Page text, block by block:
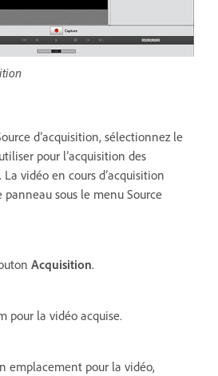
d’acquisition, sélectionnez le
pour l’acquisition des
vidéo en cours d’acquisition
panneau sous le menu Source
Acquisition.
pour la vidéo acquise.
emplacement pour la vidéo,